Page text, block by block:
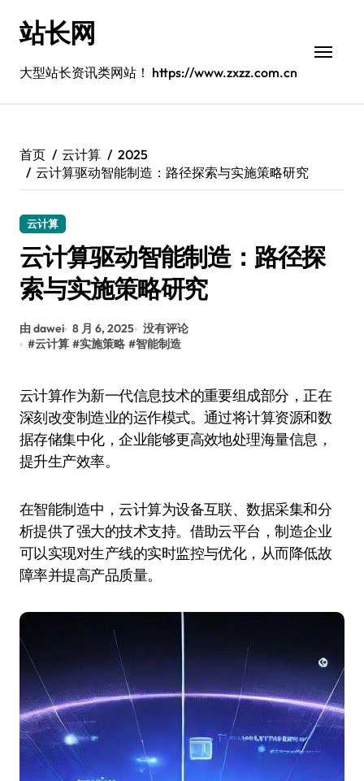
站长网
大型站长资讯类网站！ https://www.zxzz.com.cn
首页 云计算
2025
云计算驱动智能制造：路径探索与实施策略研究
云计算
云计算驱动智能制造：路径探
索与实施策略研究
由 dawei 8 月 6, 2025 没有评论
#云计算 #实施策略 #智能制造
云计算作为新一代信息技术的重要组成部分，正在
深刻改变制造业的运作模式。通过将计算资源和数
据存储集中化，企业能够更高效地处理海量信息，
提升生产效率。
在智能制造中，云计算为设备互联、数据采集和分
析提供了强大的技术支持。借助云平台，制造企业
可以实现对生产线的实时监控与优化，从而降低故
障率并提高产品质量。